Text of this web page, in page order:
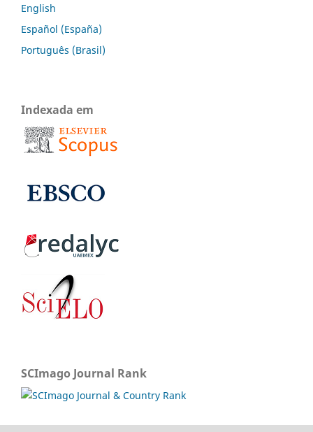
English
Español (España)
Português (Brasil)
Indexada em
SCImago Journal Rank